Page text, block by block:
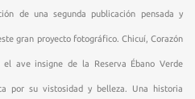
de una segunda publicación pensada y
gran proyecto fotográfico. Chicuí, Corazón
ave insigne de la Reserva Ébano Verde
por su vistosidad y belleza. Una historia